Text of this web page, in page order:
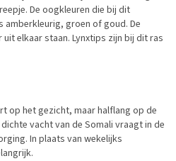
De oogkleuren die bij dit
groen of goud. De
elkaar staan. Lynxtips zijn bij dit ras
op het gezicht, maar halflang op de
vacht van de Somali vraagt in de
In plaats van wekelijks